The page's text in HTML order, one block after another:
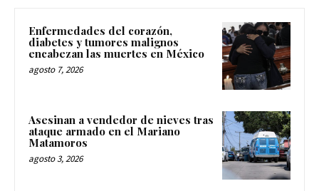
Enfermedades del corazón,
diabetes y tumores malignos
encabezan las muertes en México
agosto 7, 2026
Asesinan a vendedor de nieves tras
ataque armado en el Mariano
Matamoros
agosto 3, 2026